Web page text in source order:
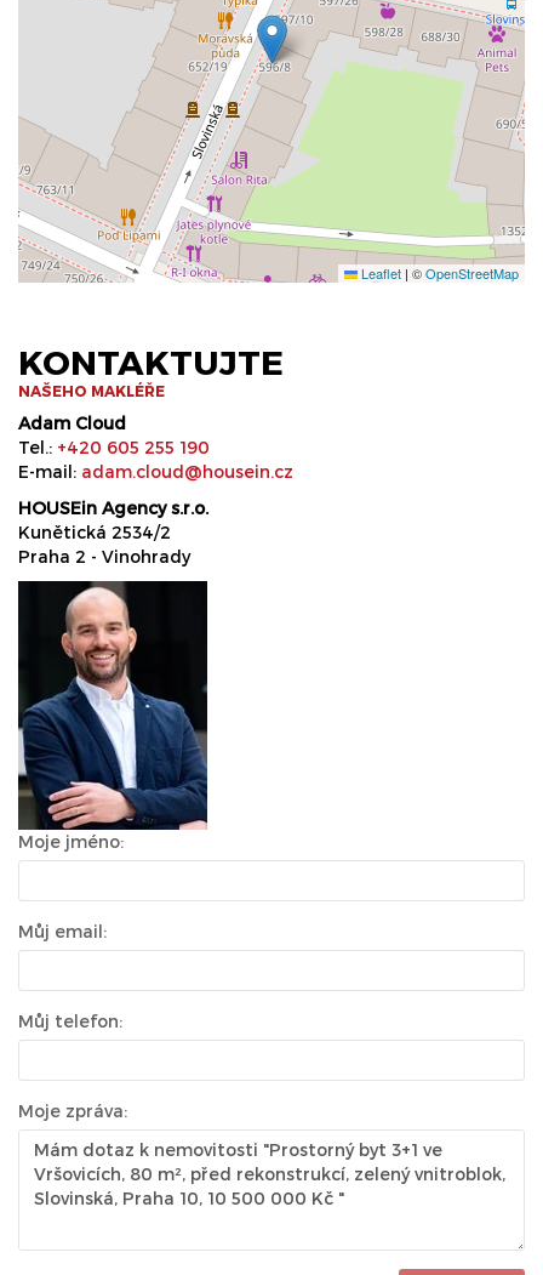
Leaflet | ©OpenStreetMap
KONTAKTUJTE
NAŠEHO MAKLÉŘE
Adam Cloud
Tel.: +420 605 255 190
E-mail: adam.cloud@housein.cz
HOUSEin Agency s.r.o.
Kunětická 2534/2
Praha 2 - Vinohrady
Moje jméno:
Můj email:
Můj telefon:
Moje zpráva: